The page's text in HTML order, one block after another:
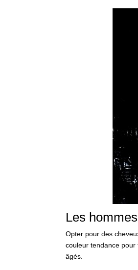
Les
Opter pour des
couleur tendance
âgés.